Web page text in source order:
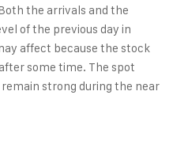
the arrivals and the
of the previous day in
affect because the stock
some time. The spot
strong during the near